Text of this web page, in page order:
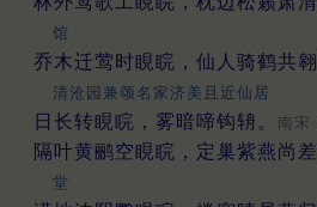
馆
乔木迁莺时睍睆，仙人骑鹤共翱
清沧园兼颂名家济美且近仙居
日长转睍睆，雾暗啼钩辀。 南宋
隔叶黄鹂空睍睆，定巢紫燕尚差
堂